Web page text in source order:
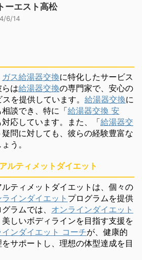
ーエスト高松
6/14
ガス給湯器交換に特化したサービス
は給湯器交換の専門家で、安心の
を提供しています。 給湯器交換に
談でき、特に「給湯器交換 安
応しています。また、「給湯器交
疑問に対しても、彼らの経験豊富な
う。
ルティメットダイエット
ティメットダイエットは、個々の
ラインダイエット プログラムを提供
ラムでは、 オンラインダイエット
美しいボディラインを目指す支援を
インダイエット コーチが、健康的
サポートし、理想の体型達成を目